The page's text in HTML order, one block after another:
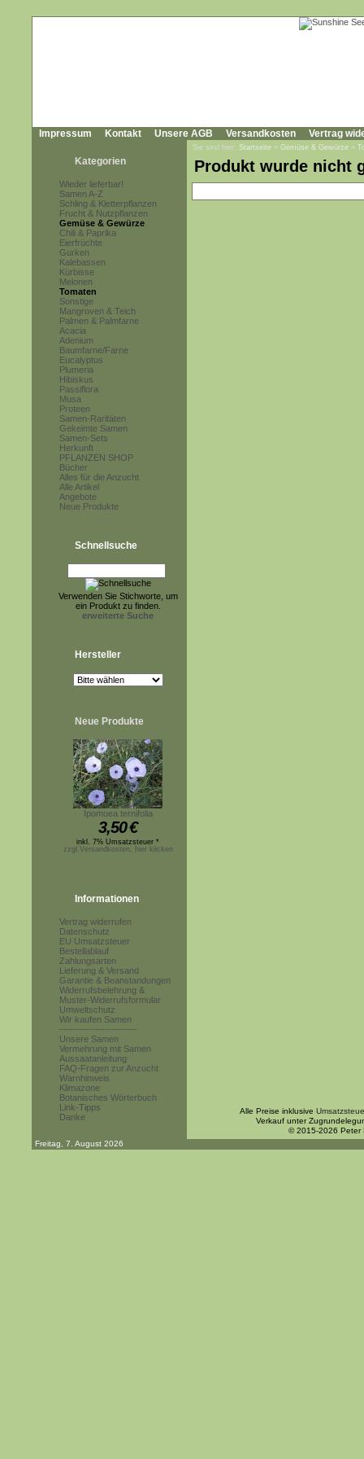
Impressum Kontakt Unsere AGB Versandkosten Vertrag
Kategorien
Wieder lieferbar!
Samen A-Z
Schling & Kletterpflanzen
Frucht & Nutzpflanzen
Gemüse & Gewürze
Chili & Paprika
Eierfrüchte
Gurken
Kalebassen
Kürbisse
Melonen
Tomaten
Sonstige
Mangroven & Teich
Palmen & Palmfarne
Acacia
Adenium
Baumfarne/Farne
Eucalyptus
Plumeria
Hibiskus
Passiflora
Musa
Proteen
Samen-Raritäten
Gekeimte Samen
Samen-Sets
Herkunft
PFLANZEN SHOP
Bücher
Alles für die Anzucht
Alle Artikel
Angebote
Neue Produkte
Schnellsuche
Verwenden Sie Stichworte, um
ein Produkt zu finden.
erweiterte Suche
Hersteller
Neue Produkte
Ipomoea ternifolia
3,50€
inkl. 7% Umsatzsteuer *
zzgl.Versandkosten, hier klicken
Informationen
Vertrag widerrufen
Datenschutz
EU Umsatzsteuer
Bestellablauf
Zahlungsarten
Lieferung & Versand
Garantie & Beanstandungen
Widerrufsbelehrung &
Muster-Widerrufsformular
Umweltschutz
Wir kaufen Samen
------------------------
Unsere Samen
Vermehrung mit Samen
Aussaatanleitung
FAQ-Fragen zur Anzucht
Warnhinweis
Klimazone
Botanisches Wörterbuch
Link-Tipps
Danke
Sie sind hier: Startseite » Gemüse & Gewürze »
Produkt wurde nicht
Alle Preise inklusive
Verkauf unter
© 2015-2026 Peter
Freitag, 7. August 2026